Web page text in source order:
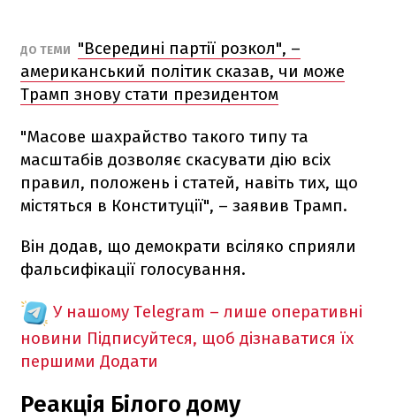
ДО ТЕМИ
"Всередині партії розкол", –
американський політик сказав, чи може
Трамп знову стати президентом
"Масове шахрайство такого типу та
масштабів дозволяє скасувати дію всіх
правил, положень і статей, навіть тих, що
містяться в Конституції", – заявив Трамп.
Він додав, що демократи всіляко сприяли
фальсифікації голосування.
У нашому Telegram – лише оперативні
новини Підписуйтеся, щоб дізнаватися їх
першими Додати
Реакція Білого дому